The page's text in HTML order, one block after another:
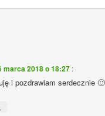
marca 2018 o 18:27 :
i pozdrawiam serdecznie 🙂